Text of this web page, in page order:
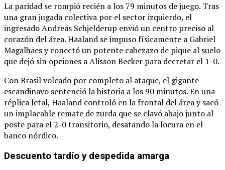
La paridad se rompió recién a los 79 minutos de juego. Tras
una gran jugada colectiva por el sector izquierdo, el
ingresado Andreas Schjelderup envió un centro preciso al
corazón del área.Haaland se impuso físicamente a Gabriel
Magalhães y conectó un potente cabezazo de pique al suelo
que dejó sin opciones a Alisson Becker para decretar el 1-0.
Con Brasil volcado por completo al ataque, el gigante
escandinavo sentenció la historia a los 90 minutos.En una
réplica letal, Haaland controló en la frontal del área y sacó
un implacable remate de zurda que se clavó abajo junto al
poste para el 2-0 transitorio, desatando la locura en el
banco nórdico.
Descuento tardío y despedida amarga